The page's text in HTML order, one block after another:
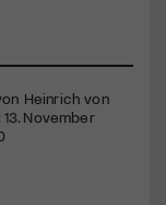
Heinrich von
November